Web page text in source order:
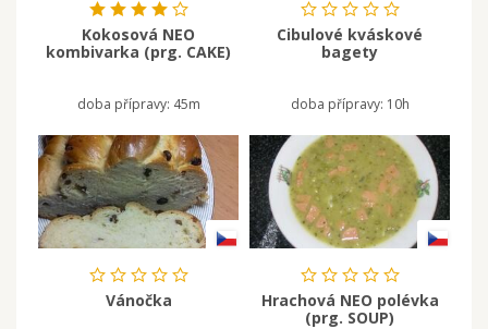
Kokosová NEO
kombivarka (prg. CAKE)
doba přípravy: 45m
Cibulové kváskové
bagety
doba přípravy: 10h
Vánočka
Hrachová NEO polévka
(prg. SOUP)